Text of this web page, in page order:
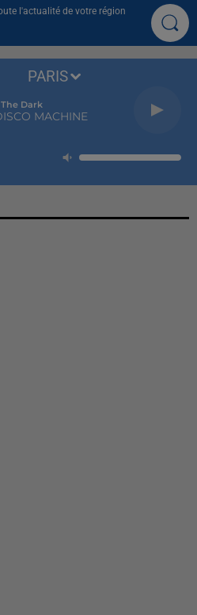
l'actualité de votre région
Dark
MACHINE
PARIS